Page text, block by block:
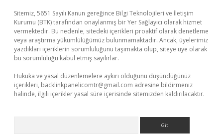
Sitemiz, 5651 Sayılı Kanun gereğince Bilgi Teknolojileri ve İletişim
Kurumu (BTK) tarafından onaylanmış bir Yer Sağlayıcı olarak hizmet
vermektedir. Bu nedenle, sitedeki içerikleri proaktif olarak denetleme
veya araştırma yükümlülüğümüz bulunmamaktadır. Ancak, üyelerimiz
yazdıkları içeriklerin sorumluluğunu taşımakta olup, siteye üye olarak
bu sorumluluğu kabul etmiş sayılırlar.
Hukuka ve yasal düzenlemelere aykırı olduğunu düşündüğünüz
içerikleri, backlinkpanelicomtr@gmail.com adresine bildirmeniz
halinde, ilgili içerikler yasal süre içerisinde sitemizden kaldırılacaktır.